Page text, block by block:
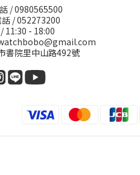
/ 0980565500
/ 052273200
11:30 - 18:00
書院里中山路492號